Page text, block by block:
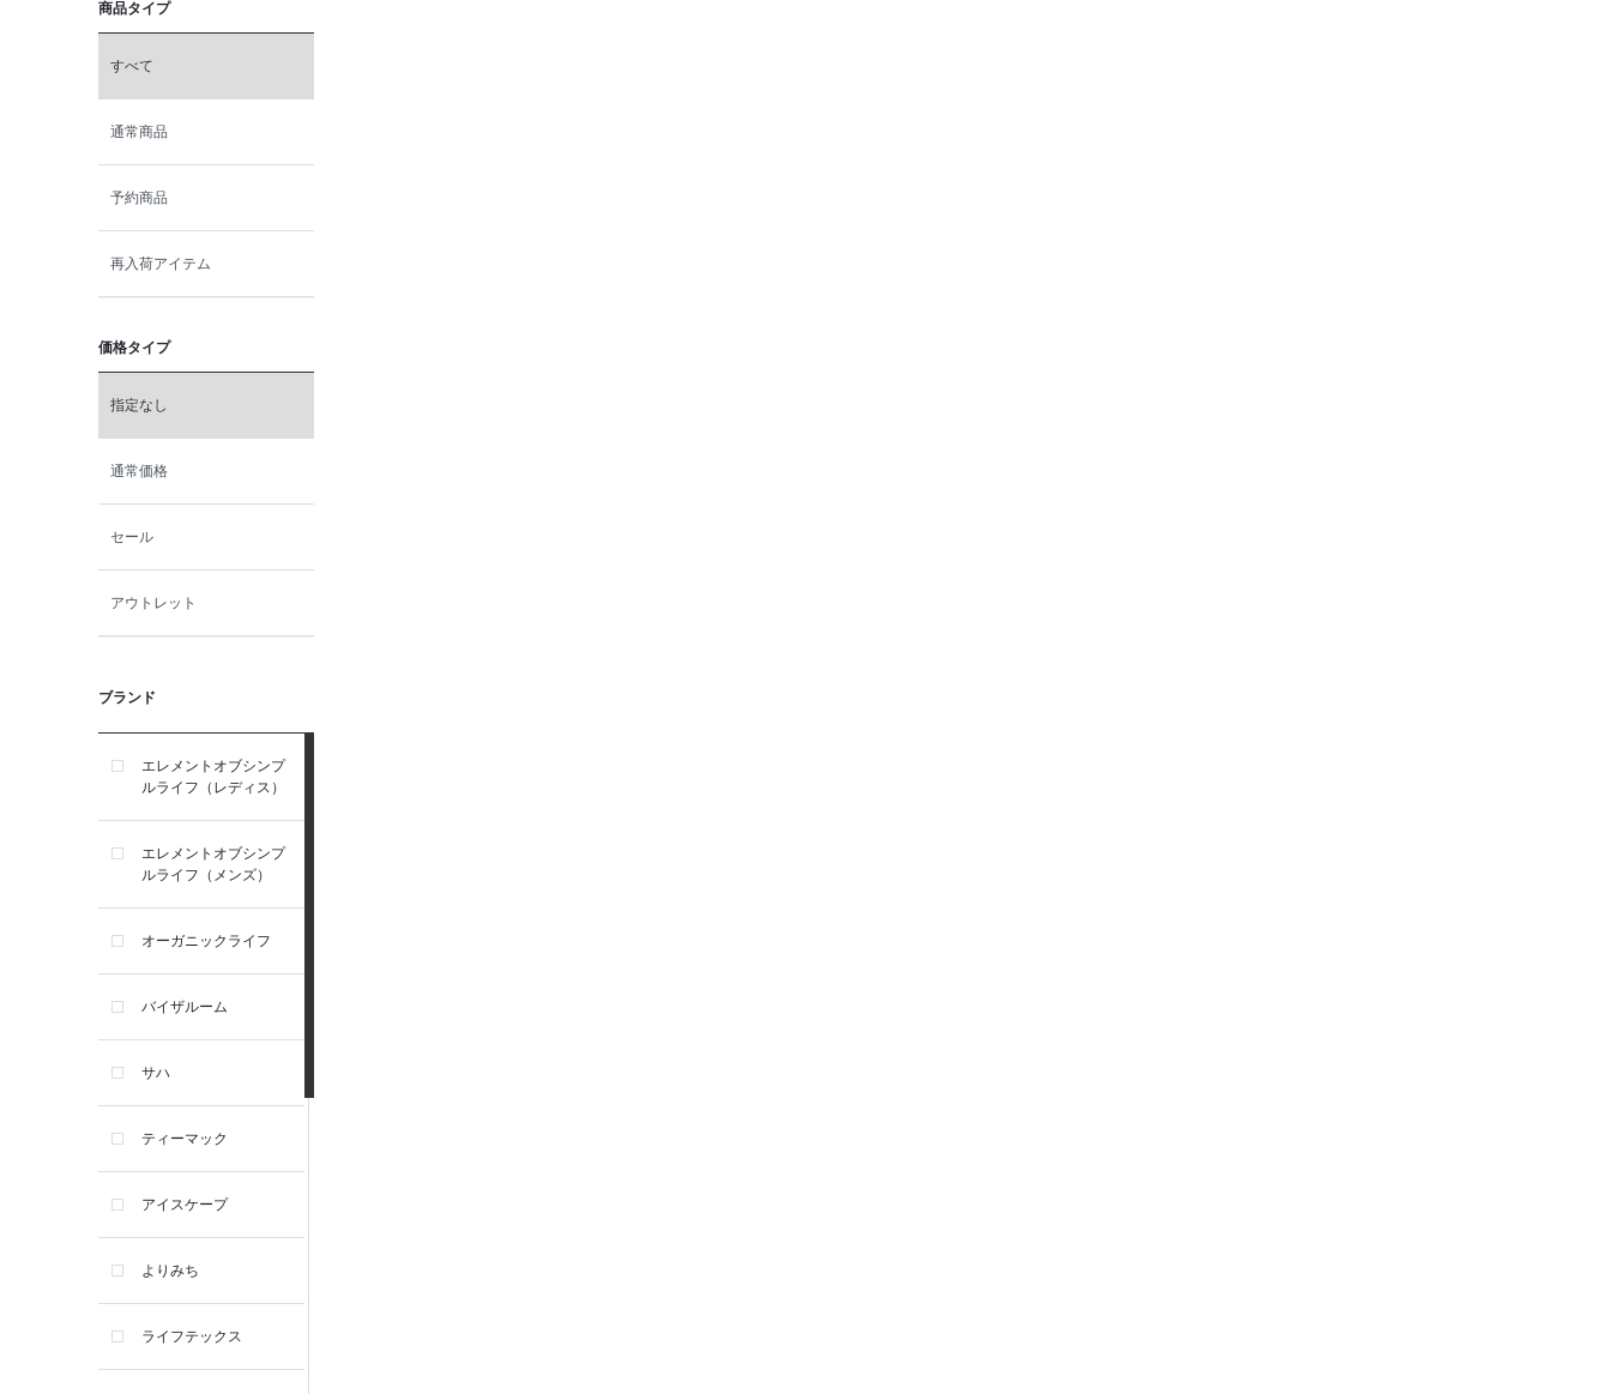
商品タイプ
すべて
通常商品
予約商品
再入荷アイテム
価格タイプ
指定なし
通常価格
セール
アウトレット
ブランド
エレメントオブシンプ
ルライフ（レディス）
エレメントオブシンプ
ルライフ（メンズ）
オーガニックライフ
バイザルーム
サハ
ティーマック
アイスケープ
よりみち
ライフテックス